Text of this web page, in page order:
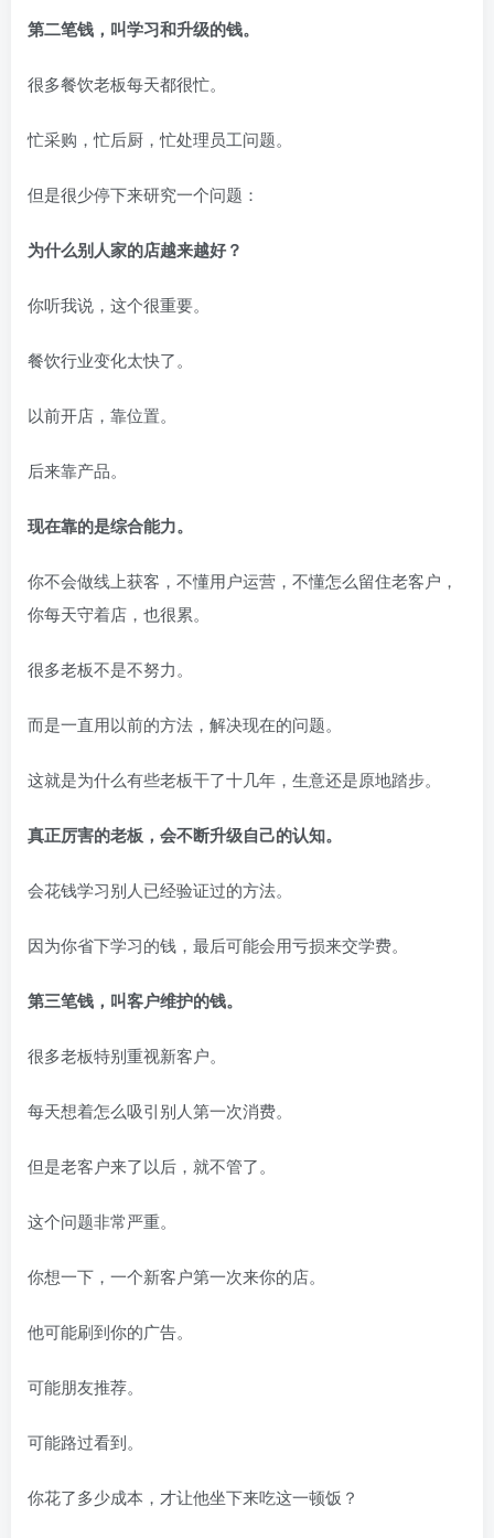
第二笔钱，叫学习和升级的钱。
很多餐饮老板每天都很忙。
忙采购，忙后厨，忙处理员工问题。
但是很少停下来研究一个问题：
为什么别人家的店越来越好？
你听我说，这个很重要。
餐饮行业变化太快了。
以前开店，靠位置。
后来靠产品。
现在靠的是综合能力。
你不会做线上获客，不懂用户运营，不懂怎么留住老客户，
你每天守着店，也很累。
很多老板不是不努力。
而是一直用以前的方法，解决现在的问题。
这就是为什么有些老板干了十几年，生意还是原地踏步。
真正厉害的老板，会不断升级自己的认知。
会花钱学习别人已经验证过的方法。
因为你省下学习的钱，最后可能会用亏损来交学费。
第三笔钱，叫客户维护的钱。
很多老板特别重视新客户。
每天想着怎么吸引别人第一次消费。
但是老客户来了以后，就不管了。
这个问题非常严重。
你想一下，一个新客户第一次来你的店。
他可能刷到你的广告。
可能朋友推荐。
可能路过看到。
你花了多少成本，才让他坐下来吃这一顿饭？